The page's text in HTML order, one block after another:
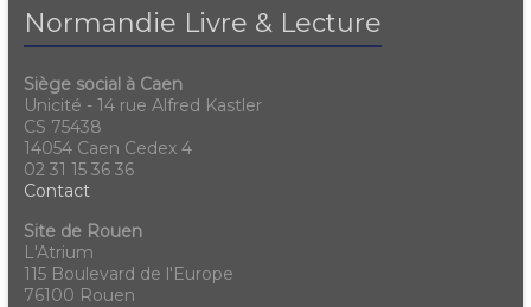
Normandie Livre & Lecture
Siège social à Caen
Unicité - 14 rue Alfred Kastler
CS 75438
14054 Caen Cedex 4
02 31 15 36 36
Contact
Site de Rouen
L'Atrium
115 Boulevard de l'Europe
76100 Rouen